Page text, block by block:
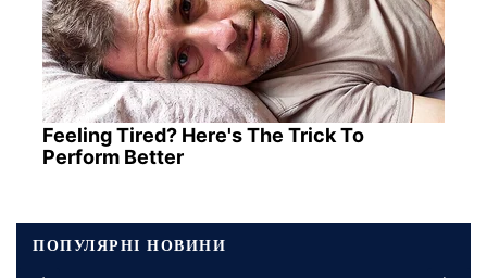
Feeling Tired? Here's The Trick To
Perform Better
ПОПУЛЯРНІ НОВИНИ